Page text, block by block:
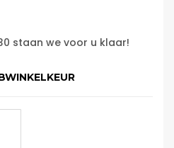
staan we voor u klaar!